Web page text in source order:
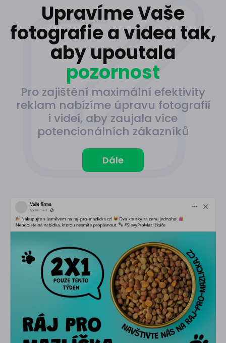
Upravíme Vaše
fotografie a videa tak,
aby upoutala
pozornost
Pro zajištění maximální efektivity
reklam nabízíme úpravu fotografií
i videí, aby zaujala více
potencionálních zákazníků
Dále